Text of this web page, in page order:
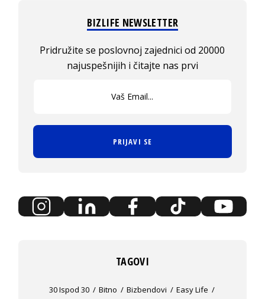
BIZLIFE NEWSLETTER
Pridružite se poslovnoj zajednici od 20000
najuspešnijih i čitajte nas prvi
PRIJAVI SE
TAGOVI
30 Ispod 30 Bitno Bizbendovi
Easy Life